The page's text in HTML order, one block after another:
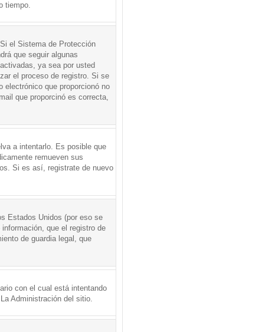
tiempo.
el Sistema de Protección
que seguir algunas
ya sea por usted
el proceso de registro. Si se
electrónico que proporcionó no
que proporcinó es correcta,
a intentarlo. Es posible que
remueven sus
Si es así, registrate de nuevo
Estados Unidos (por eso se
que el registro de
de guardia legal, que
con el cual está intentando
Administración del sitio.